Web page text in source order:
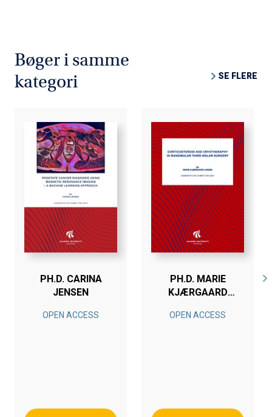
Bøger i samme
kategori
SE FLERE
PH.D. CARINA
JENSEN
OPEN ACCESS
PH.D. MARIE
KJÆRGAARD
OPEN ACCESS